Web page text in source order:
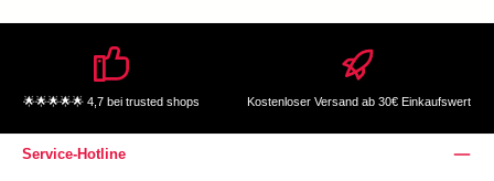
🌟🌟🌟🌟🌟 4,7 bei trusted shops Kostenloser Versand ab 30€ Einkaufswert
Service-Hotline